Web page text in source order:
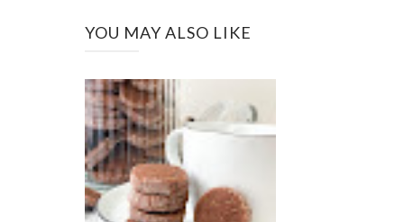
YOU MAY ALSO LIKE